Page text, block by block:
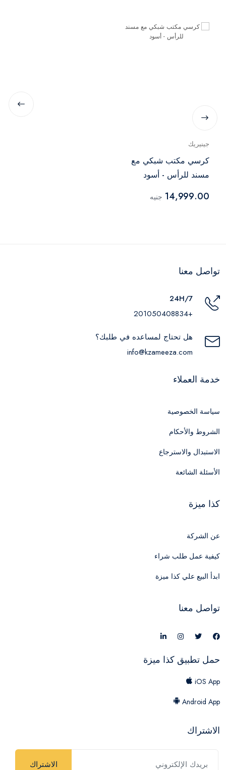
جينيريك
كرسي مكتب شبكي مع
مسند للرأس - أسود
14,999.00 جنيه
تواصل معنا
24H/7
+201050408834
هل تحتاج لمساعده في طلبك؟
info@kzameeza.com
خدمة العملاء
سياسة الخصوصية
الشروط والأحكام
الاستبدال والاسترجاع
الأسئلة الشائعة
كذا ميزة
عن الشركة
كيفية عمل طلب شراء
ابدأ البيع علي كذا ميزة
تواصل معنا
حمل تطبيق كذا ميزة
iOS App
Android App
الاشتراك
الاشتراك